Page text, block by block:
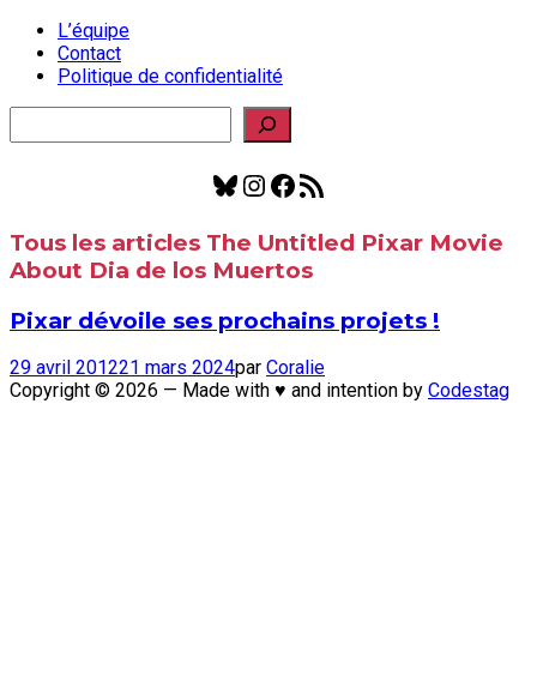
L’équipe
Contact
Politique de confidentialité
Bluesky
Instagram
Facebook
Flux RSS
Tous les articles The Untitled Pixar Movie
About Dia de los Muertos
Pixar dévoile ses prochains projets !
29 avril 201221 mars 2024par Coralie
Copyright © 2026 — Made with ♥ and intention by Codestag